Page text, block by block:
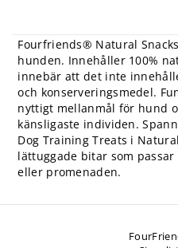
Fourfriends® Natural
hunden. Innehåller 100%
innebär att det inte
och konserveringsmedel.
nyttigt mellanmål för hund
känsligaste individen.
Dog Training Treats i
lättuggade bitar som
eller promenaden.